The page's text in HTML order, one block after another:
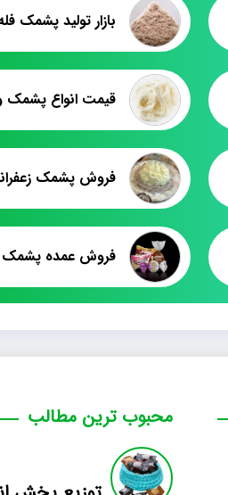
بازار تولید پشمک
قیمت انواع پشمک
فروش پشمک
محبوب ترین مطالب